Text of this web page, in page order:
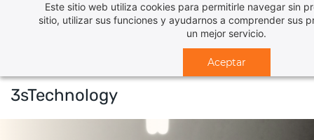
Este sitio web utiliza cookies para permitirle navegar sin
sitio, utilizar sus funciones y ayudarnos a comprender sus
un mejor servicio.
Aceptar
content
3sTechnology